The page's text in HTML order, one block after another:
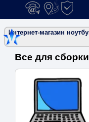
НаверхКонтакты
Карта
Интернет-магазин
Все для